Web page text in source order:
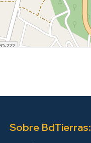
Sobre BdTierras: